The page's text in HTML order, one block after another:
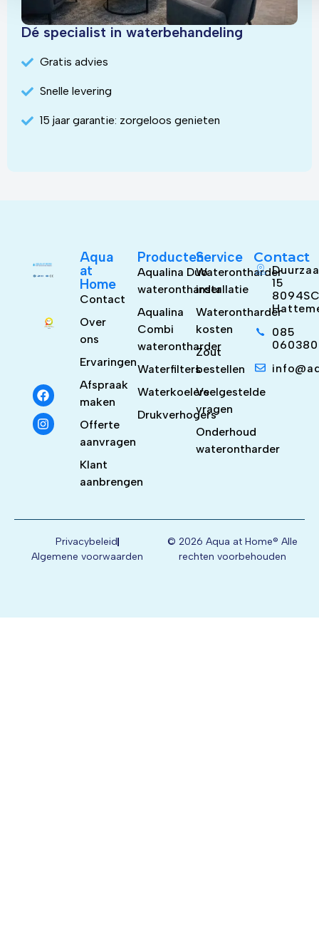
Dé specialist in waterbehandeling
Gratis advies
Snelle levering
15 jaar garantie: zorgeloos genieten
Aqua
at
Home
Contact
Over
ons
Ervaringen
Afspraak
maken
Offerte
aanvragen
Klant
aanbrengen
Producten
Aqualina Duo
waterontharder
Aqualina
Combi
waterontharder
Waterfilters
Waterkoelers
Drukverhogers
Service
Waterontharder
installatie
Waterontharder
kosten
Zout
bestellen
Veelgestelde
vragen
Onderhoud
waterontharder
Contact
15
085
© 2026 Aqua at Home® Alle
rechten voorbehouden
Privacybeleid
Algemene voorwaarden